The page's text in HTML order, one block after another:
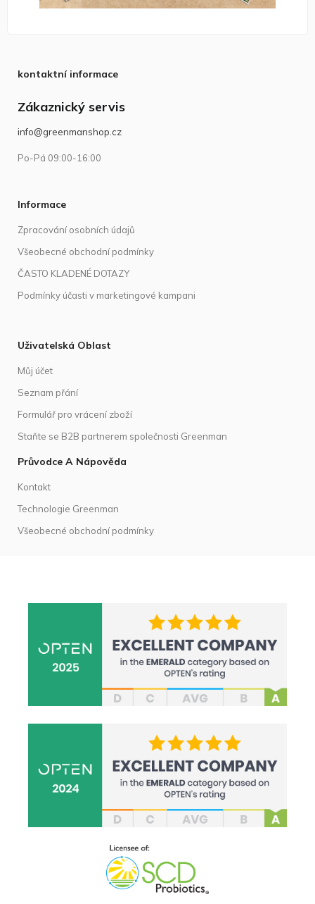
kontaktní informace
Zákaznický servis
info@greenmanshop.cz
Po-Pá 09:00-16:00
Informace
Zpracování osobních údajů
Všeobecné obchodní podmínky
ČASTO KLADENÉ DOTAZY
Podmínky účasti v marketingové kampani
Uživatelská Oblast
Můj účet
Seznam přání
Formulář pro vrácení zboží
Staňte se B2B partnerem společnosti Greenman
Průvodce A Nápověda
Kontakt
Technologie Greenman
Všeobecné obchodní podmínky